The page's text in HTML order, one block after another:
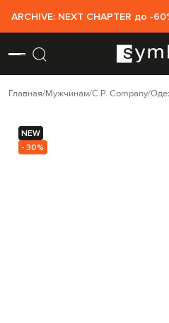
ARCHIVE: NEXT CHAPTER до -
Главная Мужчинам C.P. Company
NEW
- 30%